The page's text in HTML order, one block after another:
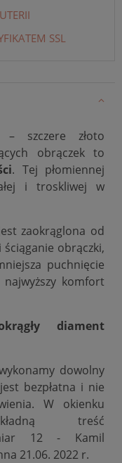
SSL
– szczere złoto
obrączek to
. Tej płomiennej
i troskliwej w
zaokrąglona od
ściąganie obrączki,
puchnięcie
komfort
diament
dowolny
jest bezpłatna i nie
W okienku
treść
12 - Kamil
21.06. 2022 r.